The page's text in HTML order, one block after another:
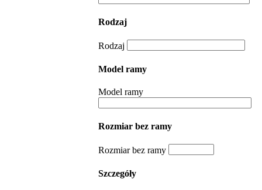
Rodzaj
Rodzaj
Model ramy
Model ramy
Rozmiar bez ramy
Rozmiar bez ramy
Szczegóły